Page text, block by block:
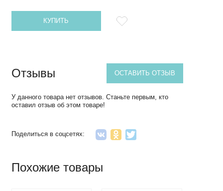
КУПИТЬ
Отзывы ОСТАВИТЬ ОТЗЫВ
У данного товара нет отзывов. Станьте первым, кто
оставил отзыв об этом товаре!
Поделиться в соцсетях:
Похожие товары